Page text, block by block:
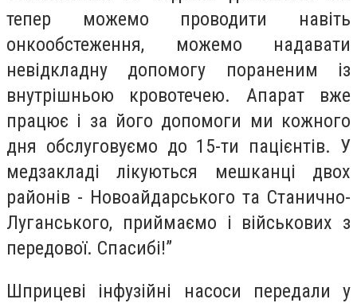
тепер можемо проводити навіть
онкообстеження, можемо надавати
невідкладну допомогу пораненим із
внутрішньою кровотечею. Апарат вже
працює і за його допомоги ми кожного
дня обслуговуємо до 15-ти пацієнтів. У
медзакладі лікуються мешканці двох
районів - Новоайдарського та Станично-
Луганського, приймаємо і військових з
передової. Спасибі!”
Шприцеві інфузійні насоси передали у